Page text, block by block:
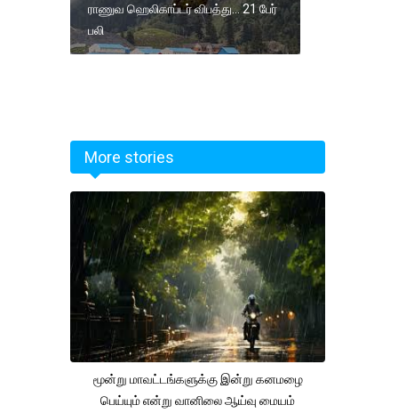
ராணுவ ஹெலிகாப்டர் விபத்து... 21 பேர்
பலி
More stories
மூன்று மாவட்டங்களுக்கு இன்று கனமழை
பெய்யும் என்று வானிலை ஆய்வு மையம்